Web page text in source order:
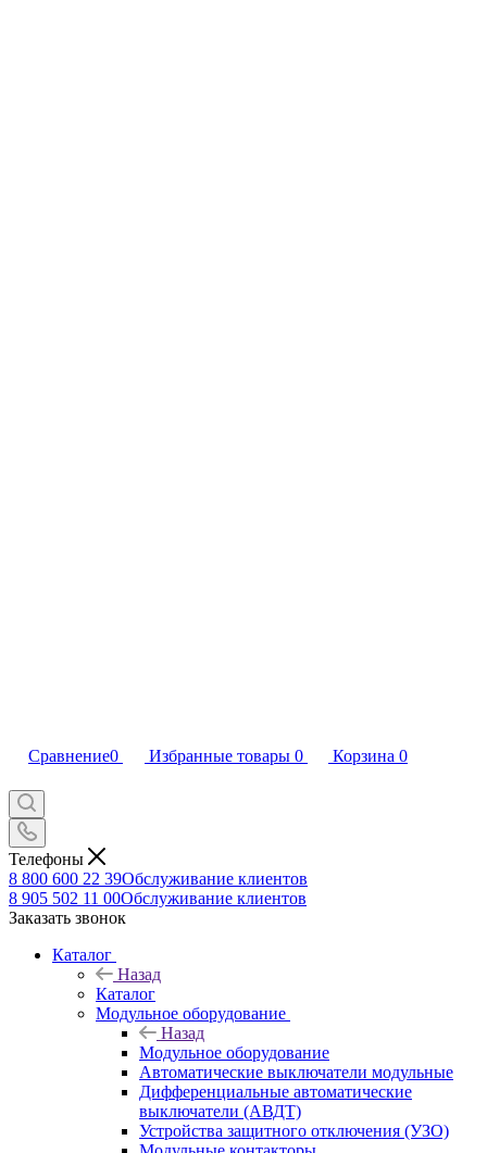
Сравнение0 Избранные товары 0 Корзина 0
Телефоны
8 800 600 22 39Обслуживание клиентов
8 905 502 11 00Обслуживание клиентов
Заказать звонок
Каталог
Назад
Каталог
Модульное оборудование
Назад
Модульное оборудование
Автоматические выключатели модульные
Дифференциальные автоматические
выключатели (АВДТ)
Устройства защитного отключения (УЗО)